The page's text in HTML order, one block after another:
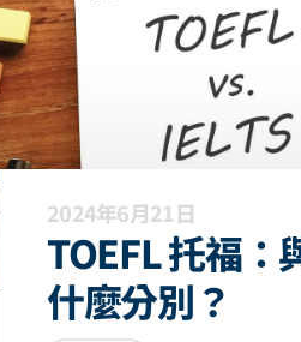
2024年6月21日
TOEFL 托福：
什麼分別？